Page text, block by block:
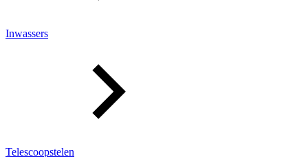
Inwassers
Telescoopstelen